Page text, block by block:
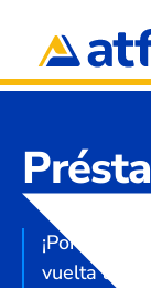
¡Por fin, el
vuelta a